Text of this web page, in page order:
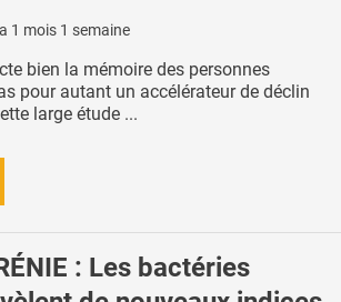
1 mois 1 semaine
bien la mémoire des personnes
pour autant un accélérateur de déclin
large étude ...
: Les bactéries